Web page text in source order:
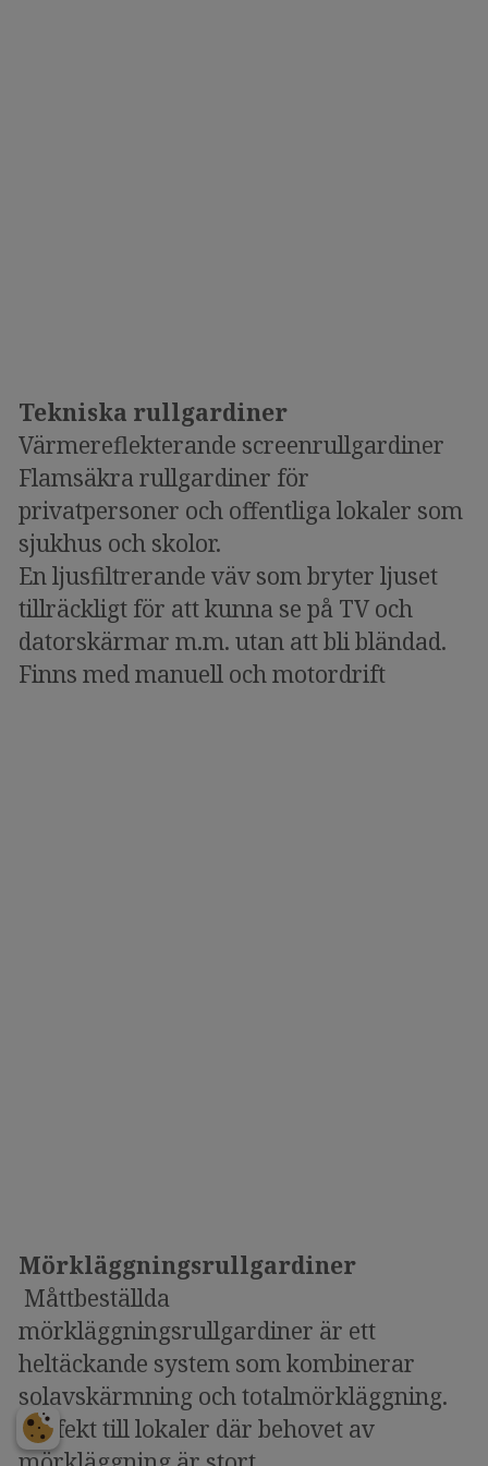
Tekniska rullgardiner
Värmereflekterande screenrullgardiner
Flamsäkra rullgardiner för
privatpersoner och offentliga lokaler som
sjukhus och skolor.
En ljusfiltrerande väv som bryter ljuset
tillräckligt för att kunna se på TV och
datorskärmar m.m. utan att bli bländad.
Finns med manuell och motordrift
Mörkläggningsrullgardiner
Måttbeställda
mörkläggningsrullgardiner är ett
heltäckande system som kombinerar
solavskärmning och totalmörkläggning.
Perfekt till lokaler där behovet av